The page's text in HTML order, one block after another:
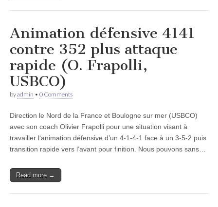
Animation défensive 4141
contre 352 plus attaque
rapide (O. Frapolli,
USBCO)
byadmin • 0 Comments
Direction le Nord de la France et Boulogne sur mer (USBCO)
avec son coach Olivier Frapolli pour une situation visant à
travailler l‘animation défensive d’un 4-1-4-1 face à un 3-5-2 puis
transition rapide vers l’avant pour finition. Nous pouvons sans…
Read more →